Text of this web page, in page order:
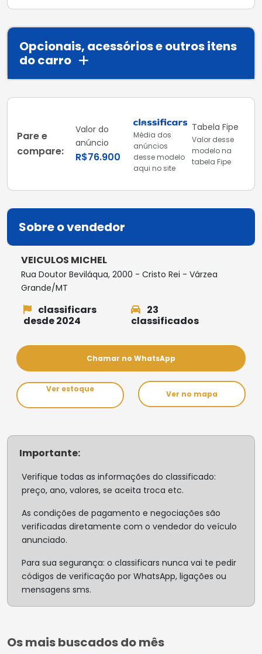
Opcionais, acessórios e outros itens
do carro
Pare e
compare:
Valor do
anúncio
R$76.900
Média dos
anúncios
desse modelo
aqui no site
Tabela Fipe
Valor desse
modelo na
tabela Fipe
Sobre o vendedor
VEICULOS MICHEL
Rua Doutor Beviláqua, 2000 - Cristo Rei - Várzea
Grande/MT
classificars
desde 2024
23
classificados
Chamar no WhatsApp
Ver estoque
Ver no mapa
Importante:
Verifique todas as informações do classificado:
preço, ano, valores, se aceita troca etc.
As condições de pagamento e negociações são
verificadas diretamente com o vendedor do veículo
anunciado.
Para sua segurança: o classificars nunca vai te pedir
códigos de verificação por WhatsApp, ligações ou
mensagens sms.
Os mais buscados do mês